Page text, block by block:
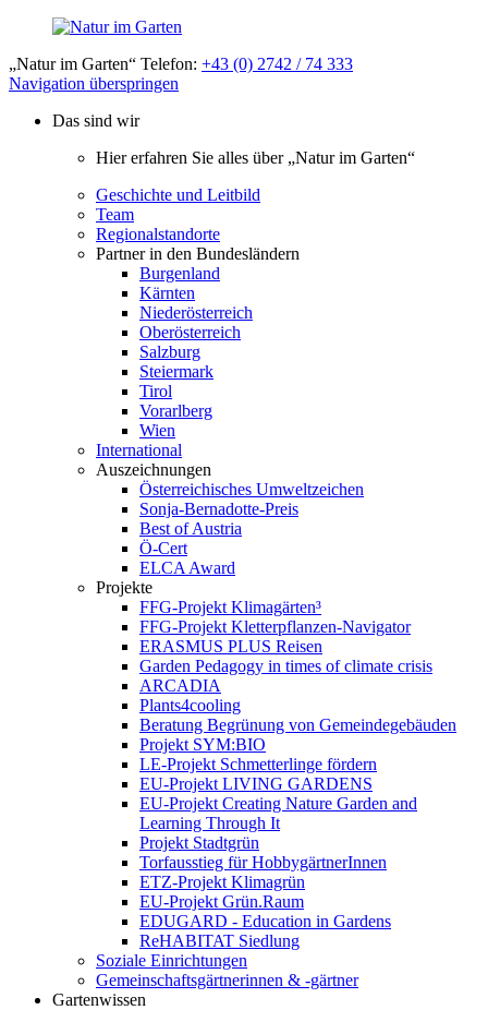
„Natur im Garten“ Telefon: +43 (0) 2742 / 74 333
Navigation überspringen
Das sind wir
Hier erfahren Sie alles über „Natur im Garten“
Geschichte und Leitbild
Team
Regionalstandorte
Partner in den Bundesländern
Burgenland
Kärnten
Niederösterreich
Oberösterreich
Salzburg
Steiermark
Tirol
Vorarlberg
Wien
International
Auszeichnungen
Österreichisches Umweltzeichen
Sonja-Bernadotte-Preis
Best of Austria
Ö-Cert
ELCA Award
Projekte
FFG-Projekt Klimagärten³
FFG-Projekt Kletterpflanzen-Navigator
ERASMUS PLUS Reisen
Garden Pedagogy in times of climate crisis
ARCADIA
Plants4cooling
Beratung Begrünung von Gemeindegebäuden
Projekt SYM:BIO
LE-Projekt Schmetterlinge fördern
EU-Projekt LIVING GARDENS
EU-Projekt Creating Nature Garden and
Learning Through It
Projekt Stadtgrün
Torfausstieg für HobbygärtnerInnen
ETZ-Projekt Klimagrün
EU-Projekt Grün.Raum
EDUGARD - Education in Gardens
ReHABITAT Siedlung
Soziale Einrichtungen
Gemeinschaftsgärtnerinnen & -gärtner
Gartenwissen